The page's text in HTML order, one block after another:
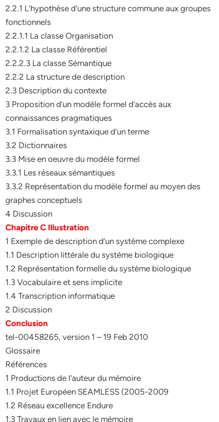
2.2.1 L’hypothèse d’une structure commune aux groupes
fonctionnels
2.2.1.1 La classe Organisation
2.2.1.2 La classe Référentiel
2.2.2.3 La classe Sémantique
2.2.2 La structure de description
2.3 Description du contexte
3 Proposition d’un modèle formel d’accès aux
connaissances pragmatiques
3.1 Formalisation syntaxique d’un terme
3.2 Dictionnaires
3.3 Mise en oeuvre du modèle formel
3.3.1 Les réseaux sémantiques
3.3.2 Représentation du modèle formel au moyen des
graphes conceptuels
4 Discussion
Chapitre C Illustration
1 Exemple de description d’un système complexe
1.1 Description littérale du système biologique
1.2 Représentation formelle du système biologique
1.3 Vocabulaire et sens implicite
1.4 Transcription informatique
2 Discussion
Conclusion
tel-00458265, version 1 – 19 Feb 2010
Glossaire
Références
1 Productions de l’auteur du mémoire
1.1 Projet Européen SEAMLESS (2005-2009
1.2 Réseau excellence Endure
1.3 Travaux en lien avec le mémoire